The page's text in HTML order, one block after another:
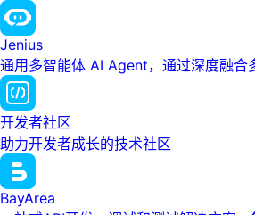
Jenius
通用多智能体 AI Agent，通过深度融合
开发者社区
助力开发者成长的技术社区
BayArea